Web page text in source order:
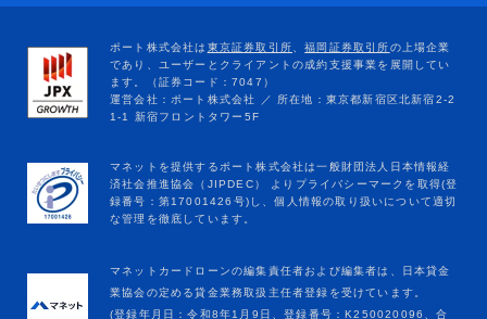
マネットカードローンの編集責任者および編集者は、日本貸金
業協会の定める貸金業務取扱主任者登録を受けています。
(登録年月日：令和8年1月9日、登録番号：K250020096、合